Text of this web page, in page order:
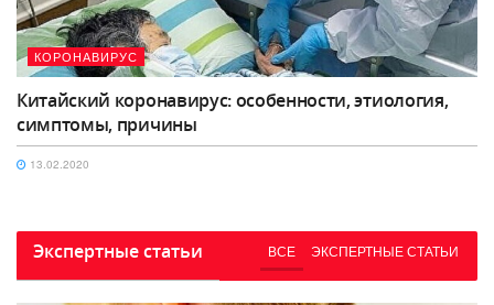
КОРОНАВИРУС
Китайский коронавирус: особенности, этиология,
симптомы, причины
13.02.2020
Экспертные статьи ВСЕ ЭКСПЕРТНЫЕ СТАТЬИ